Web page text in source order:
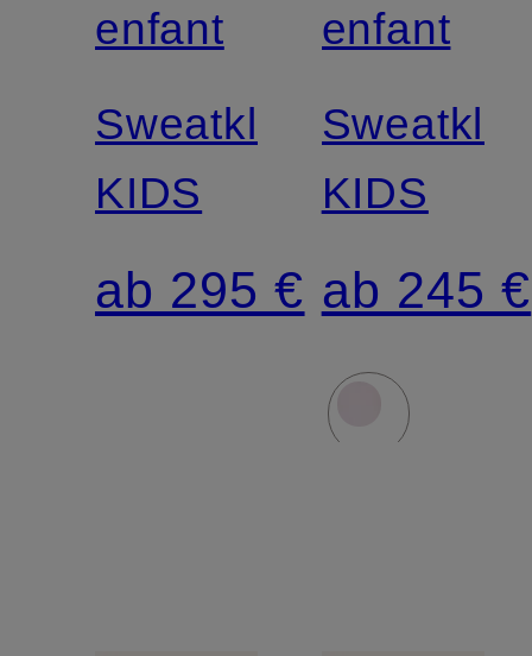
enfant
Sweatkleid
KIDS
ab 295 €
enfant
KIDS
ab 245 €